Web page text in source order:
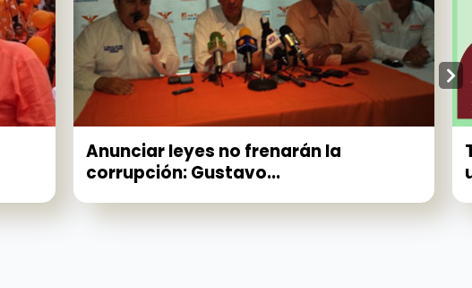
Anunciar leyes no frenarán la
corrupción: Gustavo...